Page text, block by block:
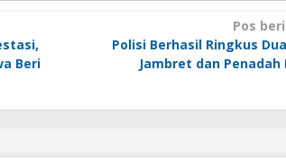
Beri
Pos
Polisi Berhasil Ringkus
Jambret dan Penadah